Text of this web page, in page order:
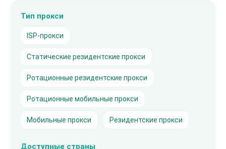
Тип прокси
ISP-прокси
Статические резидентские прокси
Ротационные резидентские прокси
Ротационные мобильные прокси
Мобильные прокси Резидентские прокси
Доступные страны